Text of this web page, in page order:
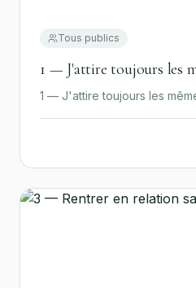
Tous publics
1 — J'attire toujours les
1 — J'attire toujours les